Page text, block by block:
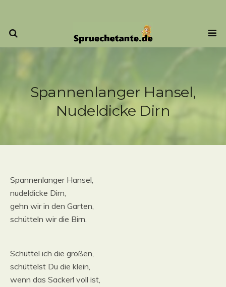
Spannenlanger Hansel,
Nudeldicke Dirn
Spannenlanger Hansel,
nudeldicke Dirn,
gehn wir in den Garten,
schütteln wir die Birn.
Schüttel ich die großen,
schüttelst Du die klein,
wenn das Sackerl voll ist,